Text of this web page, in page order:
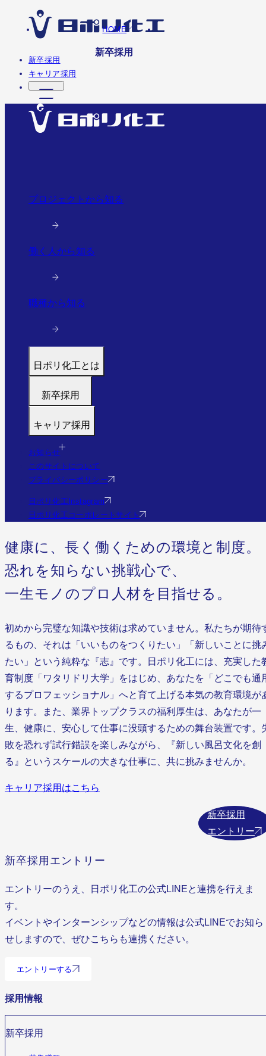
新卒採用
キャリア採用
プロジェクトから知る
働く人から知る
職種から知る
日ポリ化工とは
代表メッセージ
すぐわかる日ポリ化工
会社情報・沿革
事業・実績を見る（実績サイトへ）
新卒採用
福利厚生・研修
採用フロー
Q&A
社員の様子
エントリー
キャリア採用
募集職種
福利厚生・研修
Q&A
お知らせ
このサイトについて
プライバシーポリシー
日ポリ化工Instagram
日ポリ化工コーポレートサイト
HOME
新卒採用
健康に、長く働くための環境と制度。
恐れを知らない挑戦心で、
一生モノのプロ人材を目指せる。
初めから完璧な知識や技術は求めていません。私たちが期待
るもの、それは「いいものをつくりたい」「新しいことに挑
たい」という純粋な『志』です。日ポリ化工には、充実した
育制度「ワタリドリ大学」をはじめ、あなたを「どこでも通
するプロフェッショナル」へと育て上げる本気の教育環境が
ります。また、業界トップクラスの福利厚生は、あなたが一
生、健康に、安心して仕事に没頭するための舞台装置です。
敗を恐れず試行錯誤を楽しみながら、『新しい風呂文化を創
る』というスケールの大きな仕事に、共に挑みませんか。
キャリア採用はこちら
新卒採用
エントリー
新卒採用エントリー
エントリーのうえ、日ポリ化工の公式LINEと連携を行えま
す。
イベントやインターンシップなどの情報は公式LINEでお知ら
せしますので、ぜひこちらも連携ください。
エントリーする
採用情報
新卒採用